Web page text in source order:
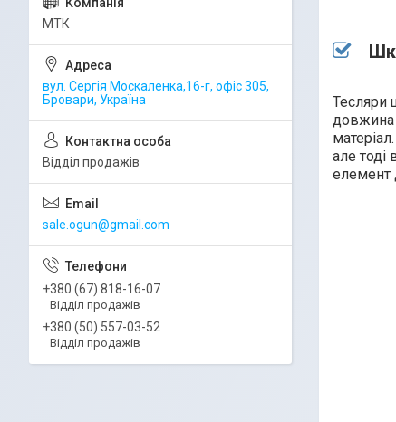
Тесляри
довжина
але тоді
елемент
МТК
вул. Сергія Москаленка,16-г, офіс 305,
Бровари, Україна
Відділ продажів
sale.ogun@gmail.com
+380 (67) 818-16-07
Відділ продажів
+380 (50) 557-03-52
Відділ продажів